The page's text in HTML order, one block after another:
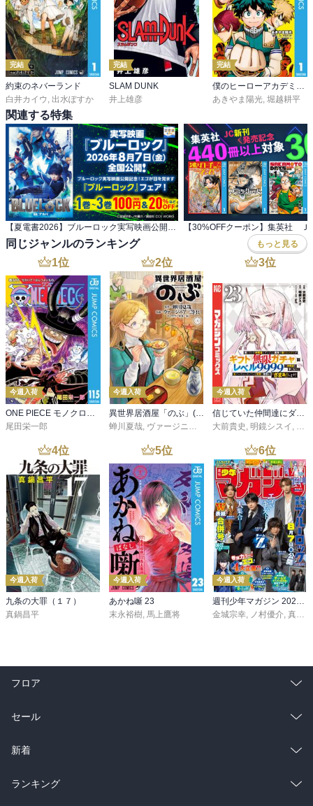
完結
約束のネバーランド
白井カイウ 出水ぽすか
完結
SLAM DUNK
井上雄彦
完結
あきやま陽光 堀越耕平
関連する特集
同じジャンルのランキング もっと見る
1位
今週入荷
ONE PIECE モノクロ版 115
尾田栄一郎
2位
今週入荷
異世界居酒屋「のぶ」(22)
蝉川夏哉, ヴァージニア二等兵 ,転
3位
今週入荷
信じていた仲間達にダンジョン奥地で殺されかけたがギフト『無限ガチャ』でレベル９９９９の仲間達を手に入れて元パーティーメンバーと世界に復讐＆『ざまぁ！』します！（２３）
大前貴史 , 明鏡シスイ , ｔ
4位
今週入荷
九条の大罪（１７）
真鍋昌平
5位
今週入荷
あかね噺 23
末永裕樹, 馬上鷹将
6位
今週入荷
週刊少年マガジン 2026年36・37号[2026年8月5日発売]
金城宗幸, ノ村優介, 真島ヒロ
フロア
総合
ラノベ
雑誌・グラビア
セール
総合
ラノベ
新着
総合
ランキング